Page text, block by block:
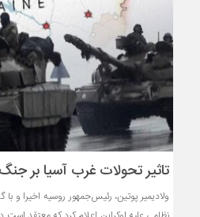
تاثیر تحولات غرب آسیا بر